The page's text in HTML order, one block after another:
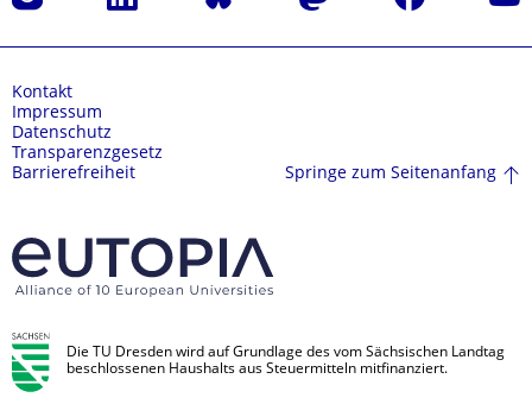
Kontakt
Impressum
Datenschutz
Transparenzgesetz
Barrierefreiheit
Springe zum Seitenanfang
Die TU Dresden wird auf Grundlage des vom Sächsischen Landtag
beschlossenen Haushalts aus Steuermitteln mitfinanziert.